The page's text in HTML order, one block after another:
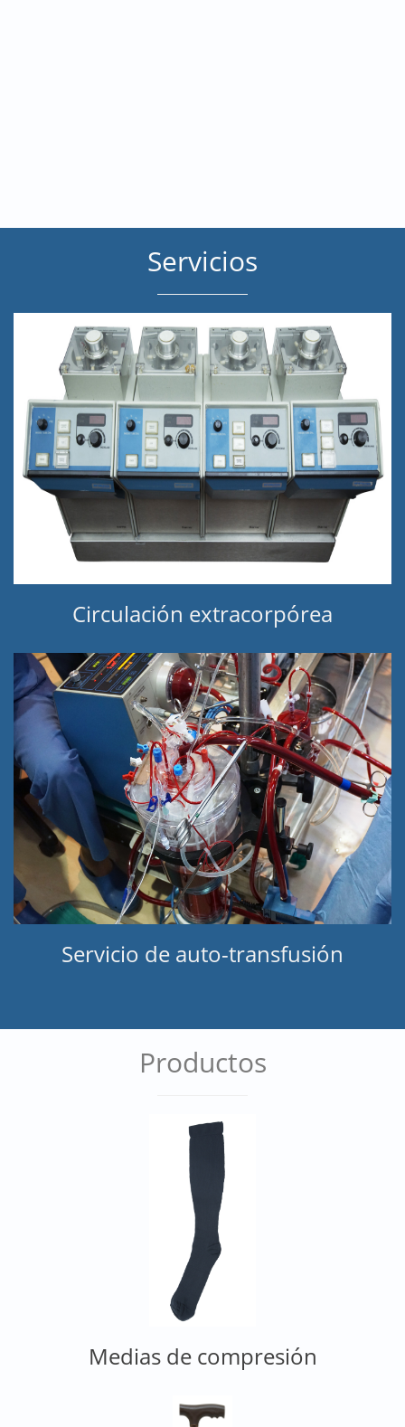
Servicios
Circulación extracorpórea
Servicio de auto-transfusión
Productos
Medias de compresión